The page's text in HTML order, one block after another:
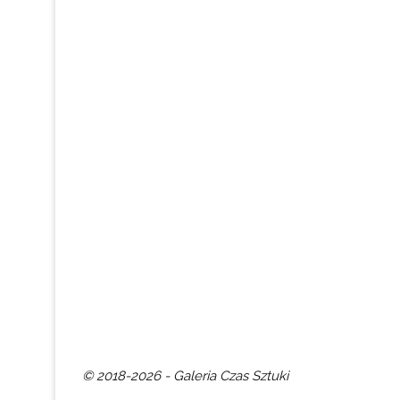
© 2018-2026 - Galeria Czas Sztuki